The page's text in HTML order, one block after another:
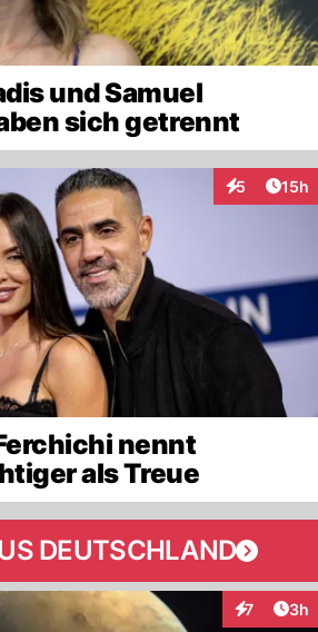
und Samuel
sich getrennt
5
Interaktionen
15h
nennt
als Treue
DEUTSCHLAND
7 3h